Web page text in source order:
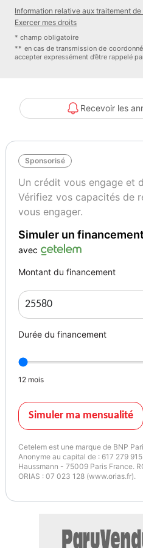
Information relative aux traitement
Exercer mes droits
* champ obligatoire
** en cas de transmission de
accepter expressément d’être rappelé
Recevoir les
Sponsorisé
Un crédit vous engage et
Vérifiez vos capacités de
vous engager.
Simuler un
avec
Montant du financement
Durée du financement
12 mois
Simuler ma mensualité
Cetelem est une marque de BNP
Anonyme au capital de : 617 279
Haussmann - 75009 Paris France.
ORIAS : 07 023 128 (www.orias.fr).